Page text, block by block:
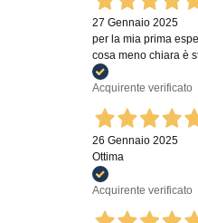
27 Gennaio 2025
per la mia prima
cosa meno chiara è
Acquirente verificato
26 Gennaio 2025
Ottima
Acquirente verificato